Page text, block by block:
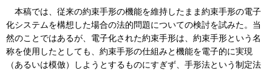
本稿では、従来の約束手形の機能を維持したまま約束手形の電子
化システムを構想した場合の法的問題についての検討を試みた。当
然のことではあるが、電子化された約束手形は、約束手形という名
称を使用したとしても、約束手形の仕組みと機能を電子的に実現
（あるいは模倣）しようとするものにすぎず、手形法という制定法